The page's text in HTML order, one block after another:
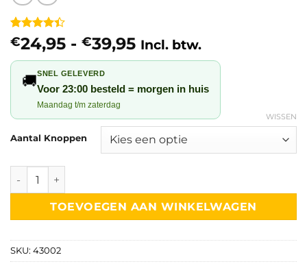
Gewaardeerd
4.36op 5
gebaseerd
14
klant
waarderingen
€24,95 - €39,95Prijsklasse:
€24,95
€39,95
Incl. btw.
🚚SNEL GELEVERD
Voor 23:00 besteld = morgen in huis
Maandag t/m zaterdag
Aantal Knoppen
WISSEN
Draadloze schakelaar set – batterijloos (kinetisch)
TOEVOEGEN AAN WINKELWAGEN
SKU: 43002